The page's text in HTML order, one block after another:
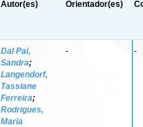
Autor(es) Orientador(es)
Dal Pai,
Sandra;
Langendorf,
Tassiane
Ferreira;
Rodrigues,
Maria
- -